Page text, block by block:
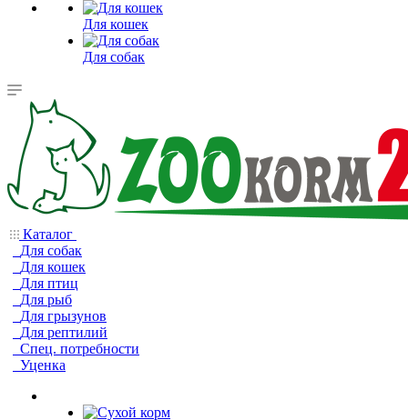
Для кошек
Для собак
Каталог
Для собак
Для кошек
Для птиц
Для рыб
Для грызунов
Для рептилий
Спец. потребности
Уценка